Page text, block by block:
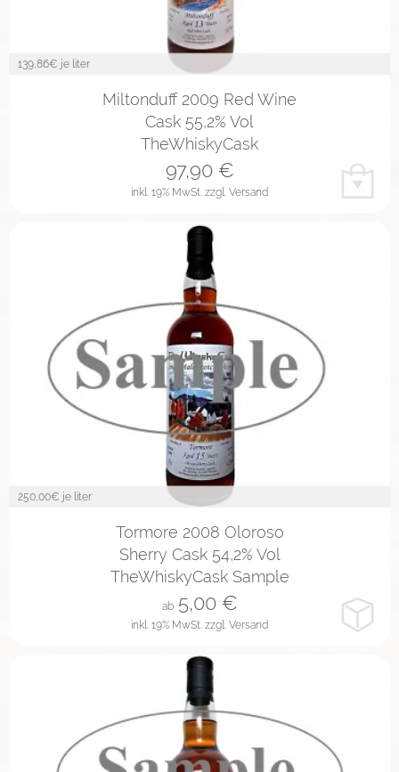
139,86€ je liter
Miltonduff 2009 Red Wine
Cask 55,2% Vol
TheWhiskyCask
inkl. 19% MwSt. zzgl. Versand
97,90€
250,00€ je liter
Tormore 2008 Oloroso
Sherry Cask 54,2% Vol
TheWhiskyCask Sample
inkl. 19% MwSt. zzgl. Versand
ab 5,00€